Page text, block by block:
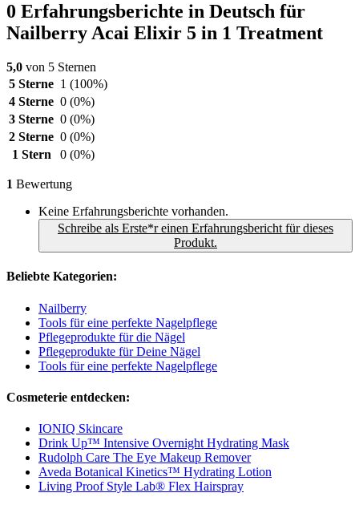
0 Erfahrungsberichte in Deutsch für
Nailberry Acai Elixir 5 in 1 Treatment
5,0 von 5 Sternen
5 Sterne 1 (100%)
4 Sterne 0 (0%)
3 Sterne 0 (0%)
2 Sterne 0 (0%)
1 Stern
0 (0%)
1 Bewertung
Keine Erfahrungsberichte vorhanden.
Schreibe als Erste*r einen Erfahrungsbericht für dieses
Produkt.
Beliebte Kategorien:
Nailberry
Tools für eine perfekte Nagelpflege
Pflegeprodukte für die Nägel
Pflegeprodukte für Deine Nägel
Tools für eine perfekte Nagelpflege
Cosmeterie entdecken:
IONIQ Skincare
Drink Up™ Intensive Overnight Hydrating Mask
Rudolph Care The Eye Makeup Remover
Aveda Botanical Kinetics™ Hydrating Lotion
Living Proof Style Lab® Flex Hairspray